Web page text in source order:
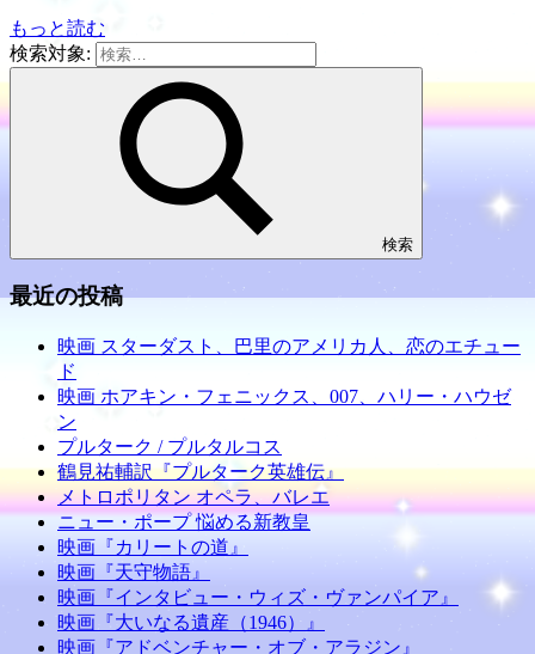
もっと読む
検索対象:
検索
最近の投稿
映画 スターダスト、巴里のアメリカ人、恋のエチュー
ド
映画 ホアキン・フェニックス、007、ハリー・ハウゼ
ン
プルターク / プルタルコス
鶴見祐輔訳『プルターク英雄伝』
メトロポリタン オペラ、バレエ
ニュー・ポープ 悩める新教皇
映画『カリートの道』
映画『天守物語』
映画『インタビュー・ウィズ・ヴァンパイア』
映画『大いなる遺産（1946）』
映画『アドベンチャー・オブ・アラジン』